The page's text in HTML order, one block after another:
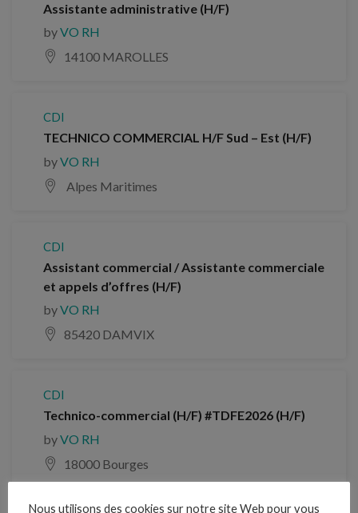
Assistante administrative (H/F)
byVO RH
14100 MAROLLES
CDI
TECHNICO COMMERCIAL H/F Sud – Est (H/F)
byVO RH
Alpes Maritimes
CDI
Assistant commercial / Assistante commerciale
et appels d’offres (H/F)
byVO RH
85420 DAMVIX
CDI
Technico-commercial (H/F) #TDFE2026 (H/F)
byVO RH
18000 Bourges
Nous utilisons des cookies sur notre site Web pour vous